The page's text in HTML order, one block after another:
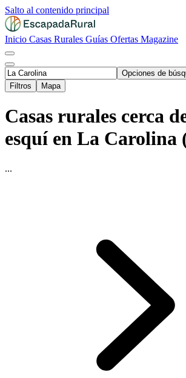
Salto al contenido principal
Inicio Casas Rurales Guías Ofertas Magazine
Opciones de
Filtros
Mapa
Casas rurales cerca
esquí en La Carolina
...